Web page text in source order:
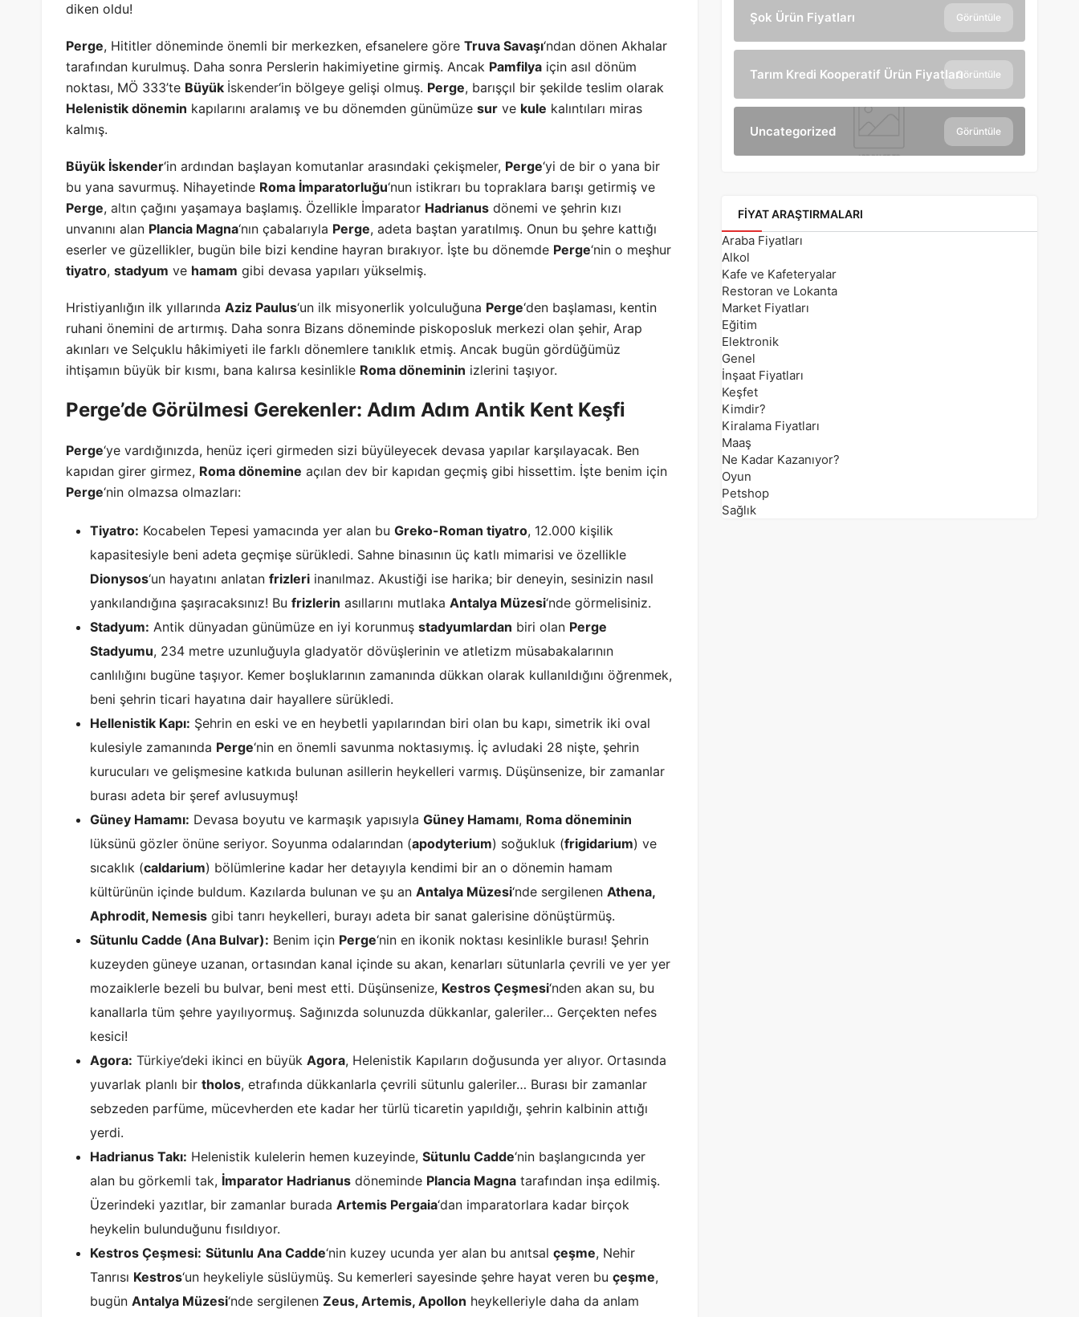
diken oldu!
Perge, Hititler döneminde önemli bir merkezken, efsanelere göre Truva Savaşı‘ndan dönen Akhalar
tarafından kurulmuş. Daha sonra Perslerin hakimiyetine girmiş. Ancak Pamfilya için asıl dönüm
noktası, MÖ 333’te Büyük İskender‘in bölgeye gelişi olmuş. Perge, barışçıl bir şekilde teslim olarak
Helenistik dönemin kapılarını aralamış ve bu dönemden günümüze sur ve kule kalıntıları miras
kalmış.
Büyük İskender‘in ardından başlayan komutanlar arasındaki çekişmeler, Perge‘yi de bir o yana bir
bu yana savurmuş. Nihayetinde Roma İmparatorluğu‘nun istikrarı bu topraklara barışı getirmiş ve
Perge, altın çağını yaşamaya başlamış. Özellikle İmparator Hadrianus dönemi ve şehrin kızı
unvanını alan Plancia Magna‘nın çabalarıyla Perge, adeta baştan yaratılmış. Onun bu şehre kattığı
eserler ve güzellikler, bugün bile bizi kendine hayran bırakıyor. İşte bu dönemde Perge‘nin o meşhur
tiyatro, stadyum ve hamam gibi devasa yapıları yükselmiş.
Hristiyanlığın ilk yıllarında Aziz Paulus‘un ilk misyonerlik yolculuğuna Perge‘den başlaması, kentin
ruhani önemini de artırmış. Daha sonra Bizans döneminde piskoposluk merkezi olan şehir, Arap
akınları ve Selçuklu hâkimiyeti ile farklı dönemlere tanıklık etmiş. Ancak bugün gördüğümüz
ihtişamın büyük bir kısmı, bana kalırsa kesinlikle Roma döneminin izlerini taşıyor.
Perge’de Görülmesi Gerekenler: Adım Adım Antik Kent Keşfi
Perge‘ye vardığınızda, henüz içeri girmeden sizi büyüleyecek devasa yapılar karşılayacak. Ben
kapıdan girer girmez, Roma dönemine açılan dev bir kapıdan geçmiş gibi hissettim. İşte benim için
Perge‘nin olmazsa olmazları:
Tiyatro: Kocabelen Tepesi yamacında yer alan bu Greko-Roman tiyatro, 12.000 kişilik
kapasitesiyle beni adeta geçmişe sürükledi. Sahne binasının üç katlı mimarisi ve özellikle
Dionysos‘un hayatını anlatan frizleri inanılmaz. Akustiği ise harika; bir deneyin, sesinizin nasıl
yankılandığına şaşıracaksınız! Bu frizlerin asıllarını mutlaka Antalya Müzesi‘nde görmelisiniz.
Stadyum: Antik dünyadan günümüze en iyi korunmuş stadyumlardan biri olan Perge
Stadyumu, 234 metre uzunluğuyla gladyatör dövüşlerinin ve atletizm müsabakalarının
canlılığını bugüne taşıyor. Kemer boşluklarının zamanında dükkan olarak kullanıldığını öğrenmek,
beni şehrin ticari hayatına dair hayallere sürükledi.
Hellenistik Kapı: Şehrin en eski ve en heybetli yapılarından biri olan bu kapı, simetrik iki oval
kulesiyle zamanında Perge‘nin en önemli savunma noktasıymış. İç avludaki 28 nişte, şehrin
kurucuları ve gelişmesine katkıda bulunan asillerin heykelleri varmış. Düşünsenize, bir zamanlar
burası adeta bir şeref avlusuymuş!
Güney Hamamı: Devasa boyutu ve karmaşık yapısıyla Güney Hamamı, Roma döneminin
lüksünü gözler önüne seriyor. Soyunma odalarından (apodyterium) soğukluk (frigidarium) ve
sıcaklık (caldarium) bölümlerine kadar her detayıyla kendimi bir an o dönemin hamam
kültürünün içinde buldum. Kazılarda bulunan ve şu an Antalya Müzesi‘nde sergilenen Athena,
Aphrodit, Nemesis gibi tanrı heykelleri, burayı adeta bir sanat galerisine dönüştürmüş.
Sütunlu Cadde (Ana Bulvar): Benim için Perge‘nin en ikonik noktası kesinlikle burası! Şehrin
kuzeyden güneye uzanan, ortasından kanal içinde su akan, kenarları sütunlarla çevrili ve yer yer
mozaiklerle bezeli bu bulvar, beni mest etti. Düşünsenize, Kestros Çeşmesi‘nden akan su, bu
kanallarla tüm şehre yayılıyormuş. Sağınızda solunuzda dükkanlar, galeriler… Gerçekten nefes
kesici!
Agora: Türkiye’deki ikinci en büyük Agora, Helenistik Kapıların doğusunda yer alıyor. Ortasında
yuvarlak planlı bir tholos, etrafında dükkanlarla çevrili sütunlu galeriler… Burası bir zamanlar
sebzeden parfüme, mücevherden ete kadar her türlü ticaretin yapıldığı, şehrin kalbinin attığı
yerdi.
Hadrianus Takı: Helenistik kulelerin hemen kuzeyinde, Sütunlu Cadde‘nin başlangıcında yer
alan bu görkemli tak, İmparator Hadrianus döneminde Plancia Magna tarafından inşa edilmiş.
Üzerindeki yazıtlar, bir zamanlar burada Artemis Pergaia‘dan imparatorlara kadar birçok
heykelin bulunduğunu fısıldıyor.
Kestros Çeşmesi: Sütunlu Ana Cadde‘nin kuzey ucunda yer alan bu anıtsal çeşme, Nehir
Tanrısı Kestros‘un heykeliyle süslüymüş. Su kemerleri sayesinde şehre hayat veren bu çeşme,
bugün Antalya Müzesi‘nde sergilenen Zeus, Artemis, Apollon heykelleriyle daha da anlam
Şok Ürün Fiyatları Görüntüle
Tarım Kredi Kooperatif Ürün FiyatlarıGörüntüle
Uncategorized Görüntüle
FIYAT ARAŞTIRMALARI
Araba Fiyatları
Alkol
Kafe ve Kafeteryalar
Restoran ve Lokanta
Market Fiyatları
Eğitim
Elektronik
Genel
İnşaat Fiyatları
Keşfet
Kimdir?
Kiralama Fiyatları
Maaş
Ne Kadar Kazanıyor?
Oyun
Petshop
Sağlık